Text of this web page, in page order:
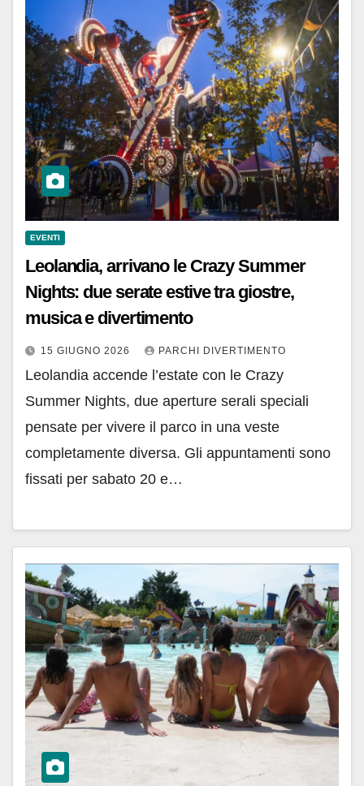
EVENTI
Leolandia, arrivano le Crazy Summer
Nights: due serate estive tra giostre,
musica e divertimento
15 GIUGNO 2026 PARCHI DIVERTIMENTO
Leolandia accende l’estate con le Crazy
Summer Nights, due aperture serali speciali
pensate per vivere il parco in una veste
completamente diversa. Gli appuntamenti sono
fissati per sabato 20 e…